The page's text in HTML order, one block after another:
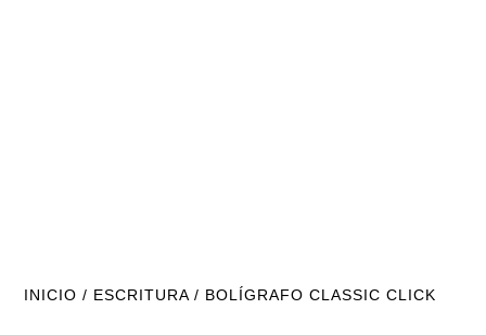
INICIO / ESCRITURA / BOLÍGRAFO CLASSIC CLICK